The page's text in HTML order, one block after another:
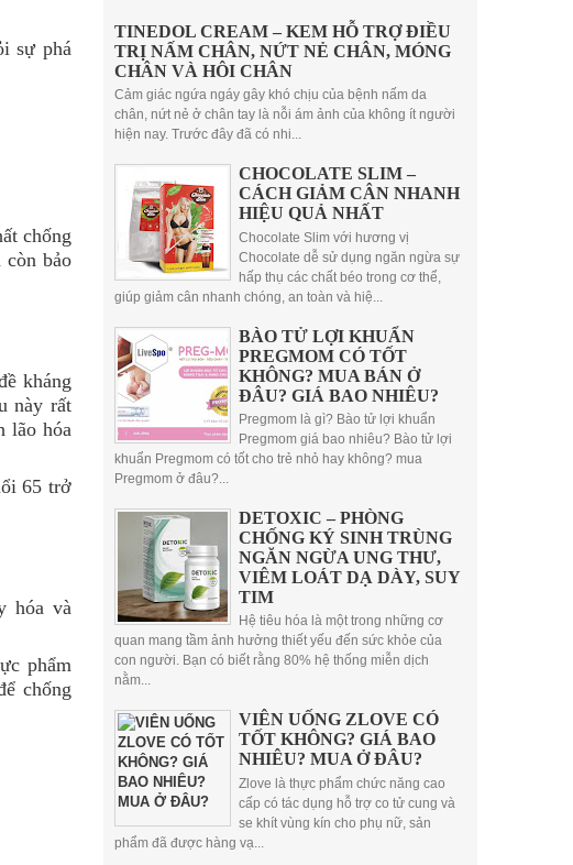
sự phá
chống
bảo
kháng
này rất
lão hóa
65 trở
hóa và
phẩm
chống
TINEDOL CREAM – KEM HỖ TRỢ ĐIỀU
TRỊ NẤM CHÂN, NỨT NẺ CHÂN, MÓNG
CHÂN VÀ HÔI CHÂN
Cảm giác ngứa ngáy gây khó chịu của bệnh nấm da
chân, nứt nẻ ở chân tay là nỗi ám ảnh của không ít người
hiện nay. Trước đây đã có nhi...
CHOCOLATE SLIM –
CÁCH GIẢM CÂN NHANH
HIỆU QUẢ NHẤT
Chocolate Slim với hương vị
Chocolate dễ sử dụng ngăn ngừa sự
hấp thụ các chất béo trong cơ thể,
giúp giảm cân nhanh chóng, an toàn và hiệ...
BÀO TỬ LỢI KHUẨN
PREGMOM CÓ TỐT
KHÔNG? MUA BÁN Ở
ĐÂU? GIÁ BAO NHIÊU?
Pregmom là gì? Bào tử lợi khuẩn
Pregmom giá bao nhiêu? Bào tử lợi
khuẩn Pregmom có tốt cho trẻ nhỏ hay không? mua
Pregmom ở đâu?...
DETOXIC – PHÒNG
CHỐNG KÝ SINH TRÙNG
NGĂN NGỪA UNG THƯ,
VIÊM LOÁT DẠ DÀY, SUY
TIM
Hệ tiêu hóa là một trong những cơ
quan mang tầm ảnh hưởng thiết yếu đến sức khỏe của
con người. Bạn có biết rằng 80% hệ thống miễn dịch
nằm...
VIÊN UỐNG ZLOVE CÓ
TỐT KHÔNG? GIÁ BAO
NHIÊU? MUA Ở ĐÂU?
Zlove là thực phẩm chức năng cao
cấp có tác dụng hỗ trợ co tử cung và
se khít vùng kín cho phụ nữ, sản
phẩm đã được hàng vạ...